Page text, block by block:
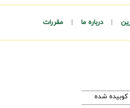
| درباره ما | مقررات
کوبیده شده